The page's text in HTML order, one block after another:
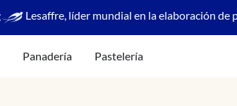
Lesaffre, líder mundial en la elaboración de
Panadería Pastelería